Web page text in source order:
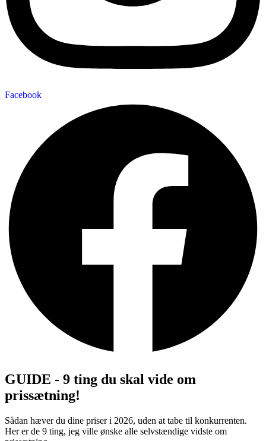
Facebook
GUIDE - 9 ting du skal vide om
prissætning!
Sådan hæver du dine priser i 2026, uden at tabe til konkurrenten.
Her er de 9 ting, jeg ville ønske alle selvstændige vidste om